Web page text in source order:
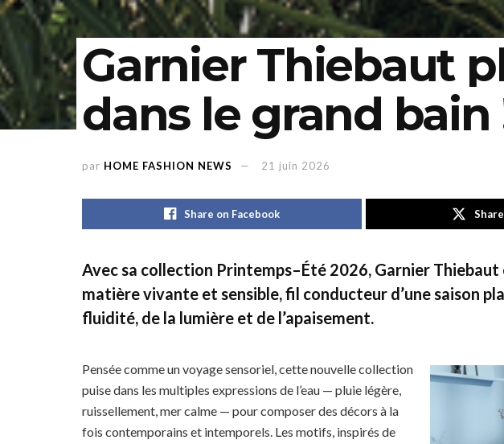
Garnier Thiebaut
dans le grand bain
par HOME FASHION NEWS 21 juin 2026
Share on Facebook
Avec sa collection Printemps–Été 2026, Garnier Thiebaut
matière vivante et sensible, fil conducteur d’une saison
fluidité, de la lumière et de l’apaisement.
Pensée comme un voyage sensoriel, cette nouvelle collection
puise dans les multiples expressions de l’eau — pluie légère,
ruissellement, mer calme — pour composer des décors à la
fois contemporains et intemporels. Les motifs, inspirés de